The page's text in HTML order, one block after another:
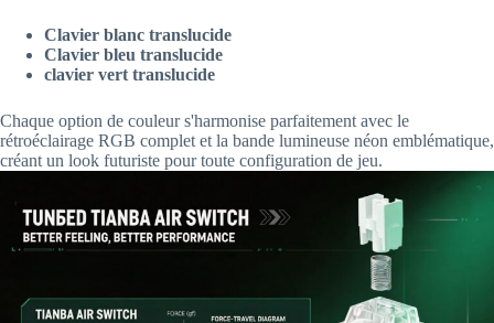
Clavier blanc translucide
Clavier bleu translucide
clavier vert translucide
Chaque option de couleur s'harmonise parfaitement avec le
rétroéclairage RGB complet et la bande lumineuse néon emblématique,
créant un look futuriste pour toute configuration de jeu.